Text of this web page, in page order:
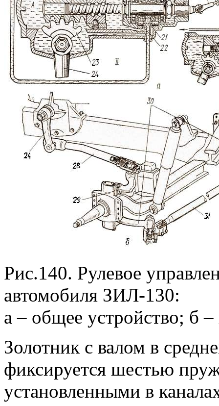
Рис.140. Рулевое
автомобиля ЗИЛ-130:
а – общее устройство; б
Золотник с валом в
фиксируется шестью
установленными в